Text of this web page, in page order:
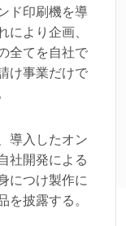
ド印刷機を導
により企画、
全てを自社で
け事業だけで
導入したオン
社開発による
につけ製作に
を披露する。